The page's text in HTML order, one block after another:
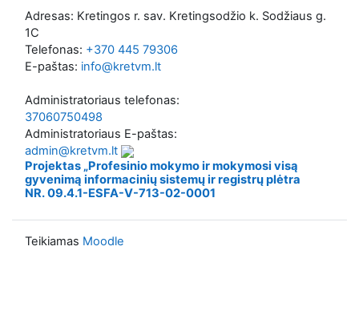
Adresas: Kretingos r. sav. Kretingsodžio k. Sodžiaus g.
1C
Telefonas: +370 445 79306
E-paštas: info@kretvm.lt
Administratoriaus telefonas:
37060750498
Administratoriaus E-paštas:
admin@kretvm.lt
Projektas „Profesinio mokymo ir mokymosi visą
gyvenimą informacinių sistemų ir registrų plėtra
NR. 09.4.1-ESFA-V-713-02-0001
Teikiamas Moodle